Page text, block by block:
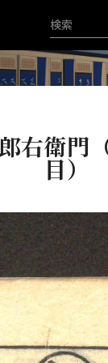
右衛門
目）